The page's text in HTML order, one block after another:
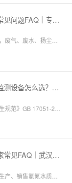
环境在线监测设备厂家常见问题FAQ｜专业厂家答疑解惑
在环保管控日趋严格的当下，废气、废水、扬尘、噪声等环境在线监测设备已成为工矿企业、园区、市政工程必备的合规配套设施。很多客户在选型、合作、安装运维过程中，常会遇到厂家资质、设备精度、数据联网、售后保障等各类问题。 作为专业环境在线监测设备源头厂家，我们深耕环境监测领域多年，拥有自主研发、生产、销售、运维全链条服务能力。下面针对行业高频咨询问题，整理系统化FAQ答疑，一站式解决您的合作与选型顾虑。 一、厂家实力与资质相关问题
城市管网二次供水在线监测设备怎么选？水务单位高频 FAQ
氨氮水质在线监测仪厂家常见FAQ｜武汉正元环境专业解答